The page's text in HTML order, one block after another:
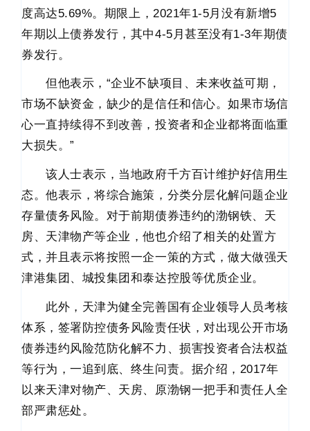
度高达5.69%。期限上，2021年1-5月没有新增5
年期以上债券发行，其中4-5月甚至没有1-3年期债
券发行。
但他表示，“企业不缺项目、未来收益可期，
市场不缺资金，缺少的是信任和信心。如果市场信
心一直持续得不到改善，投资者和企业都将面临重
大损失。”
该人士表示，当地政府千方百计维护好信用生
态。他表示，将综合施策，分类分层化解问题企业
存量债务风险。对于前期债券违约的渤钢铁、天
房、天津物产等企业，他也介绍了相关的处置方
式，并且表示将按照一企一策的方式，做大做强天
津港集团、城投集团和泰达控股等优质企业。
此外，天津为健全完善国有企业领导人员考核
体系，签署防控债务风险责任状，对出现公开市场
债券违约风险范防化解不力、损害投资者合法权益
等行为，一追到底、终生问责。据介绍，2017年
以来天津对物产、天房、原渤钢一把手和责任人全
部严肃惩处。